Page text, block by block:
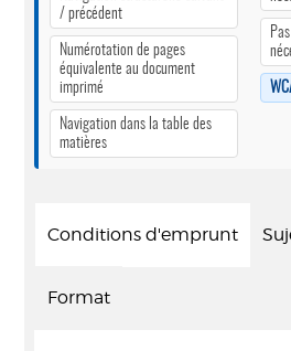
/ précédent
Numérotation de pages
équivalente au document
imprimé
Navigation dans la table des
matières
Conditions d'emprunt
Format